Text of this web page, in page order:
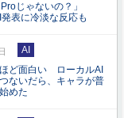
Proじゃないの？」
表に冷淡な反応も
AI
ど面白い ローカルAI
ないだら、キャラが普
めた